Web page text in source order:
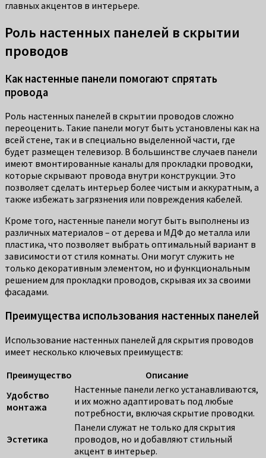
главных акцентов в интерьере.
Роль настенных панелей в скрытии
проводов
Как настенные панели помогают спрятать
провода
Роль настенных панелей в скрытии проводов сложно
переоценить. Такие панели могут быть установлены как на
всей стене, так и в специально выделенной части, где
будет размещен телевизор. В большинстве случаев панели
имеют вмонтированные каналы для прокладки проводки,
которые скрывают провода внутри конструкции. Это
позволяет сделать интерьер более чистым и аккуратным, а
также избежать загрязнения или повреждения кабелей.
Кроме того, настенные панели могут быть выполнены из
различных материалов – от дерева и МДФ до металла или
пластика, что позволяет выбрать оптимальный вариант в
зависимости от стиля комнаты. Они могут служить не
только декоративным элементом, но и функциональным
решением для прокладки проводов, скрывая их за своими
фасадами.
Преимущества использования настенных панелей
Использование настенных панелей для скрытия проводов
имеет несколько ключевых преимуществ:
Преимущество
Описание
Удобство
монтажа
Настенные панели легко устанавливаются,
и их можно адаптировать под любые
потребности, включая скрытие проводки.
Эстетика
Панели служат не только для скрытия
проводов, но и добавляют стильный
акцент в интерьер.